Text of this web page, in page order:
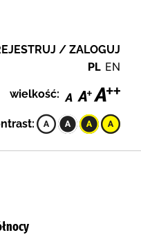
/ ZALOGUJ
PL EN
wielkość: